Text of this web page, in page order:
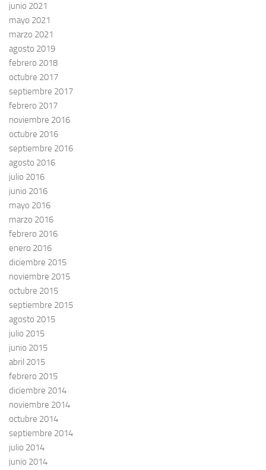
junio 2021
mayo 2021
marzo 2021
agosto 2019
febrero 2018
octubre 2017
septiembre 2017
febrero 2017
noviembre 2016
octubre 2016
septiembre 2016
agosto 2016
julio 2016
junio 2016
mayo 2016
marzo 2016
febrero 2016
enero 2016
diciembre 2015
noviembre 2015
octubre 2015
septiembre 2015
agosto 2015
julio 2015
junio 2015
abril 2015
febrero 2015
diciembre 2014
noviembre 2014
octubre 2014
septiembre 2014
julio 2014
junio 2014